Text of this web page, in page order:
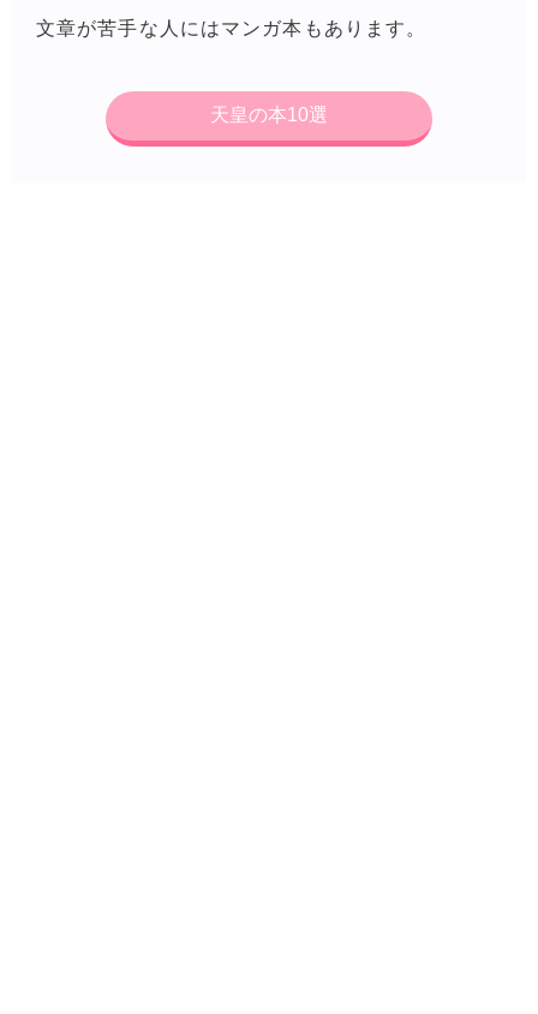
文章が苦手な人にはマンガ本もあります。
天皇の本10選